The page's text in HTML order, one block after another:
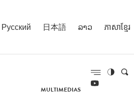
Русский 日本語 ລາວ ភាសាខ្មែរ
MULTIMEDIAS